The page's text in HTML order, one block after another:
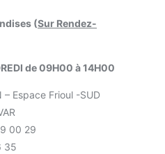
(Sur Rendez-
de 09H00 à 14H00
– Espace Frioul -SUD
00 29
35